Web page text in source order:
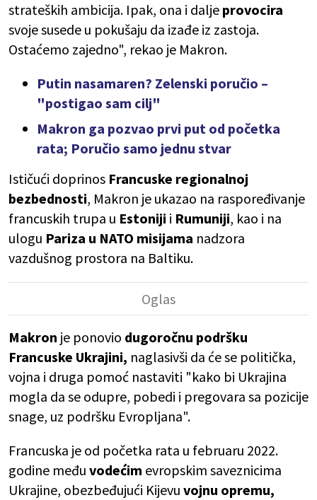
strateških ambicija. Ipak, ona i dalje provocira
svoje susede u pokušaju da izađe iz zastoja.
Ostaćemo zajedno", rekao je Makron.
Putin nasamaren? Zelenski poručio –
"postigao sam cilj"
Makron ga pozvao prvi put od početka
rata; Poručio samo jednu stvar
Ističući doprinos Francuske regionalnoj
bezbednosti, Makron je ukazao na raspoređivanje
francuskih trupa u Estoniji i Rumuniji, kao i na
ulogu Pariza u NATO misijama nadzora
vazdušnog prostora na Baltiku.
Makron je ponovio dugoročnu podršku
Francuske Ukrajini, naglasivši da će se politička,
vojna i druga pomoć nastaviti "kako bi Ukrajina
mogla da se odupre, pobedi i pregovara sa pozicije
snage, uz podršku Evropljana".
Francuska je od početka rata u februaru 2022.
godine među vodećim evropskim saveznicima
Ukrajine, obezbeđujući Kijevu vojnu opremu,